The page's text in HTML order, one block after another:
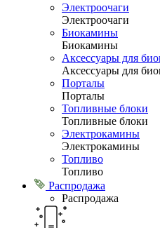
Электроочаги
Электроочаги
Биокамины
Биокамины
Аксессуары для
Аксессуары для
Порталы
Порталы
Топливные блоки
Топливные блоки
Электрокамины
Электрокамины
Топливо
Топливо
Распродажа
Распродажа